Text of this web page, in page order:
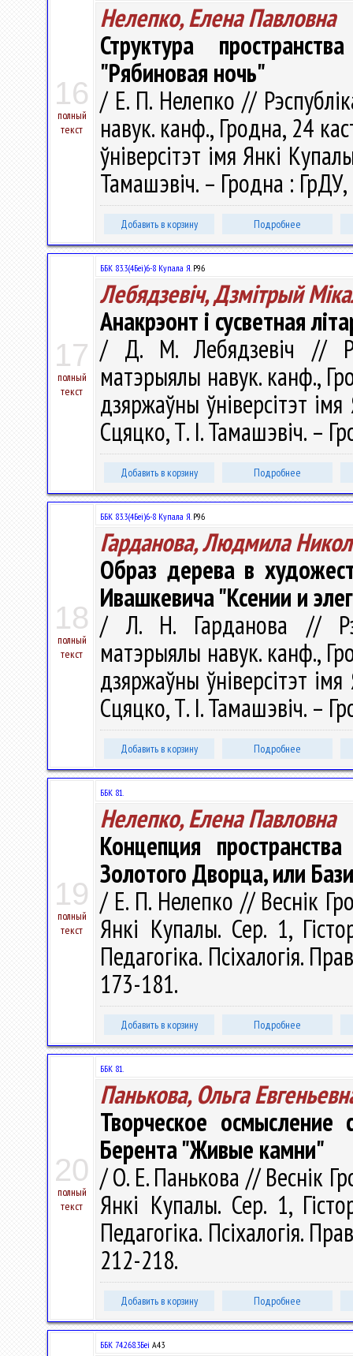
16
полный
текст
Нелепко, Елена Павловна
Структура
"Рябиновая ночь"
/ Е. П. Нелепко //
навук. канф., Гродна, 24
ўнiверсітэт iмя Янкі
Тамашэвіч. – Гродна :
Добавить в корзину Подробнее
17
полный
текст
ББК 83.3(4Беі)6-8 Купала Я.Р96
Лебядзевіч, Дзмітрый
Анакрэонт і сусветная
/ Д. М. Лебядзевіч //
матэрыялы навук. канф.,
дзяржаўны ўнiверсітэт
Сцяцко, Т. І. Тамашэвіч. –
Добавить в корзину Подробнее
18
полный
текст
ББК 83.3(4Беі)6-8 Купала Я.Р96
Гарданова, Людмила
Образ дерева в
Ивашкевича "Ксении и
/ Л. Н. Гарданова //
матэрыялы навук. канф.,
дзяржаўны ўнiверсітэт
Сцяцко, Т. І. Тамашэвіч. –
Добавить в корзину Подробнее
19
полный
текст
ББК 81.
Нелепко, Елена Павловна
Концепция
Золотого Дворца, или
/ Е. П. Нелепко // Веснік
Янкі Купалы. Сер. 1,
Педагогіка. Псіхалогія.
173-181.
Добавить в корзину Подробнее
20
полный
текст
ББК 81.
Панькова, Ольга
Творческое
Берента "Живые камни"
/ О. Е. Панькова // Веснік
Янкі Купалы. Сер. 1,
Педагогіка. Псіхалогія.
212-218.
Добавить в корзину Подробнее
ББК 74.268.3Беі А43